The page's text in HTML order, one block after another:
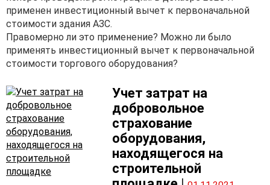
применен инвестиционный вычет к первоначальной
стоимости здания АЗС.
Правомерно ли это применение? Можно ли было
применять инвестиционный вычет к первоначальной
стоимости торгового оборудования?
Учет затрат на
добровольное
страхование
оборудования,
находящегося на
строительной